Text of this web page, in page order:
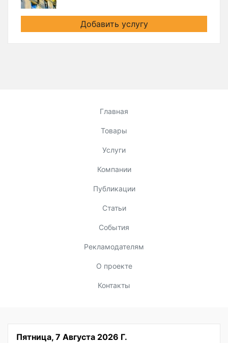
Добавить услугу
Главная
Товары
Услуги
Компании
Публикации
Статьи
События
Рекламодателям
О проекте
Контакты
Пятница, 7 Августа 2026 Г.